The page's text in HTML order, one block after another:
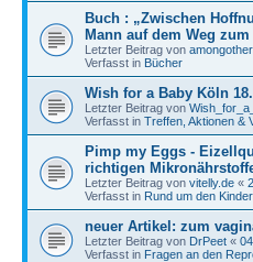
Buch : „Zwischen
Mann auf dem Weg
Letzter Beitrag von
Verfasst in Bücher
Wish for a Baby Köln
Letzter Beitrag von
Verfasst in Treffen, Aktionen &
Pimp my Eggs -
richtigen
Letzter Beitrag von vitelly.de «
Verfasst in Rund um den
neuer Artikel: zum
Letzter Beitrag von DrPeet «
Verfasst in Fragen an den